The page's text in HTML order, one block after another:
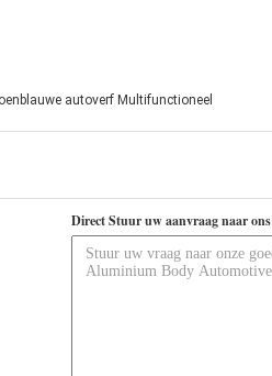
autoverf Multifunctioneel
Direct Stuur uw aanvraag naar ons